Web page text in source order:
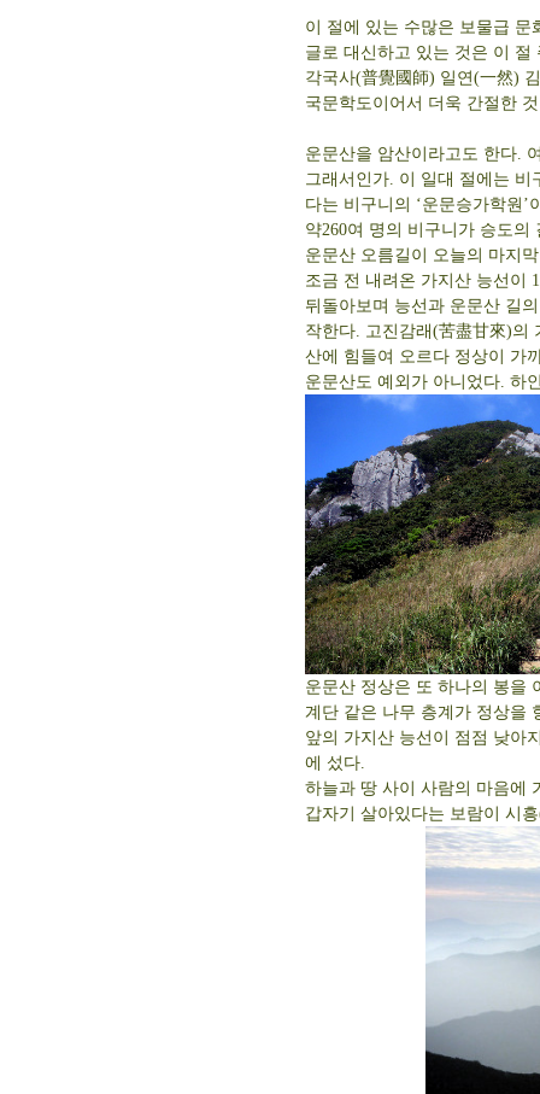
이 절에 있는 수많은 보물급
글로 대신하고 있는 것은 이
각국사(普覺國師) 일연(一然)
국문학도이어서 더욱 간절한
운문산을 암산이라고도 한다.
그래서인가. 이 일대 절에는
다는 비구니의 ‘운문승가학원
약260여 명의 비구니가 승도의
운문산 오름길이 오늘의 마지
조금 전 내려온 가지산 능선이
뒤돌아보며 능선과 운문산 길
작한다. 고진감래(苦盡甘來)의
산에 힘들여 오르다 정상이 가
운문산도 예외가 아니었다. 하
운문산 정상은 또 하나의 봉을
계단 같은 나무 층계가 정상을
앞의 가지산 능선이 점점 낮아
에 섰다.
하늘과 땅 사이 사람의 마음에
갑자기 살아있다는 보람이 시